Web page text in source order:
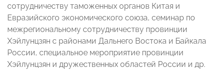
сотрудничеству таможенных органов Китая и
Евразийского экономического союза, семинар по
межрегиональному сотрудничеству провинции
Хэйлунцзян с районами Дальнего Востока и Байкала
России, специальное мероприятие провинции
Хэйлунцзян и дружественных областей России и др.